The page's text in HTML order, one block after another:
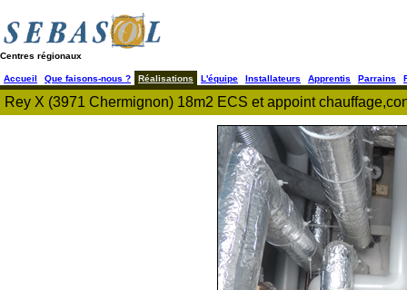
Centres régionaux
Accueil Que faisons-nous ? Réalisations L'équipe Installateurs Apprentis Parrains
Rey X (3971 Chermignon) 18m2 ECS et appoint